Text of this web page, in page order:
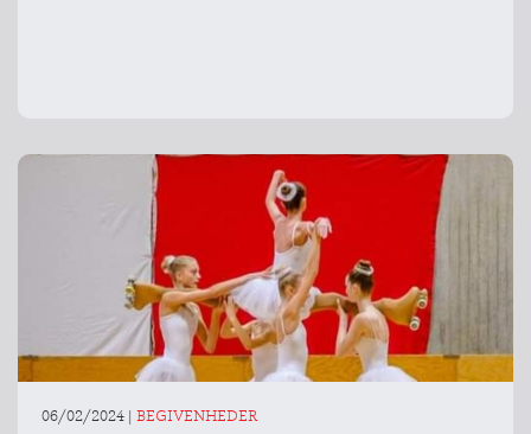
06/02/2024 | BEGIVENHEDER